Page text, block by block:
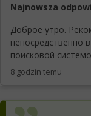
Najnowsza
Доброе утро.
непосредственно
поисковой
8 godzin temu